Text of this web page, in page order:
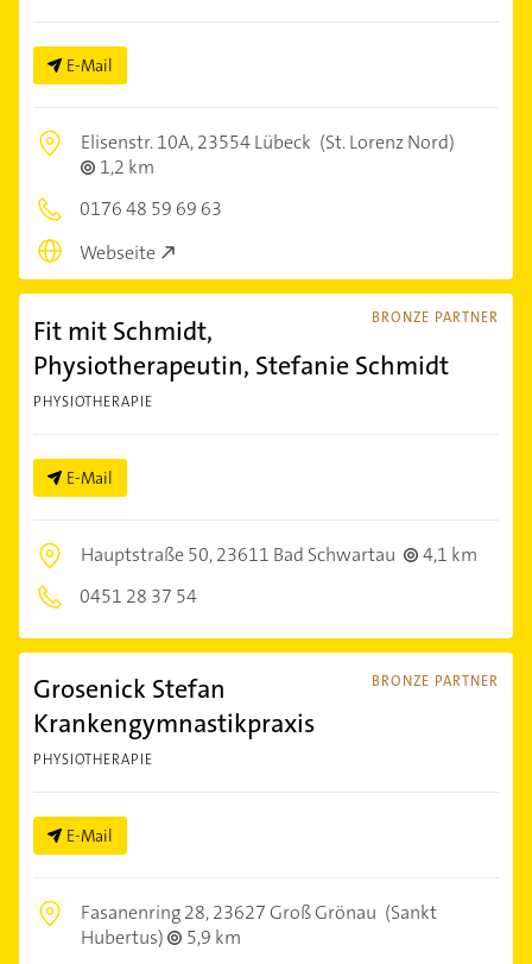
E-Mail
Elisenstr. 10A,23554 Lübeck (St. Lorenz Nord)
1,2 km
0176 48 59 69 63
Webseite
BRONZE PARTNER
Fit mit Schmidt,
Physiotherapeutin, Stefanie Schmidt
PHYSIOTHERAPIE
E-Mail
Hauptstraße 50,23611 Bad Schwartau
4,1 km
0451 28 37 54
BRONZE PARTNER
Grosenick Stefan
Krankengymnastikpraxis
PHYSIOTHERAPIE
E-Mail
Fasanenring 28,23627 Groß Grönau (Sankt
Hubertus)
5,9 km